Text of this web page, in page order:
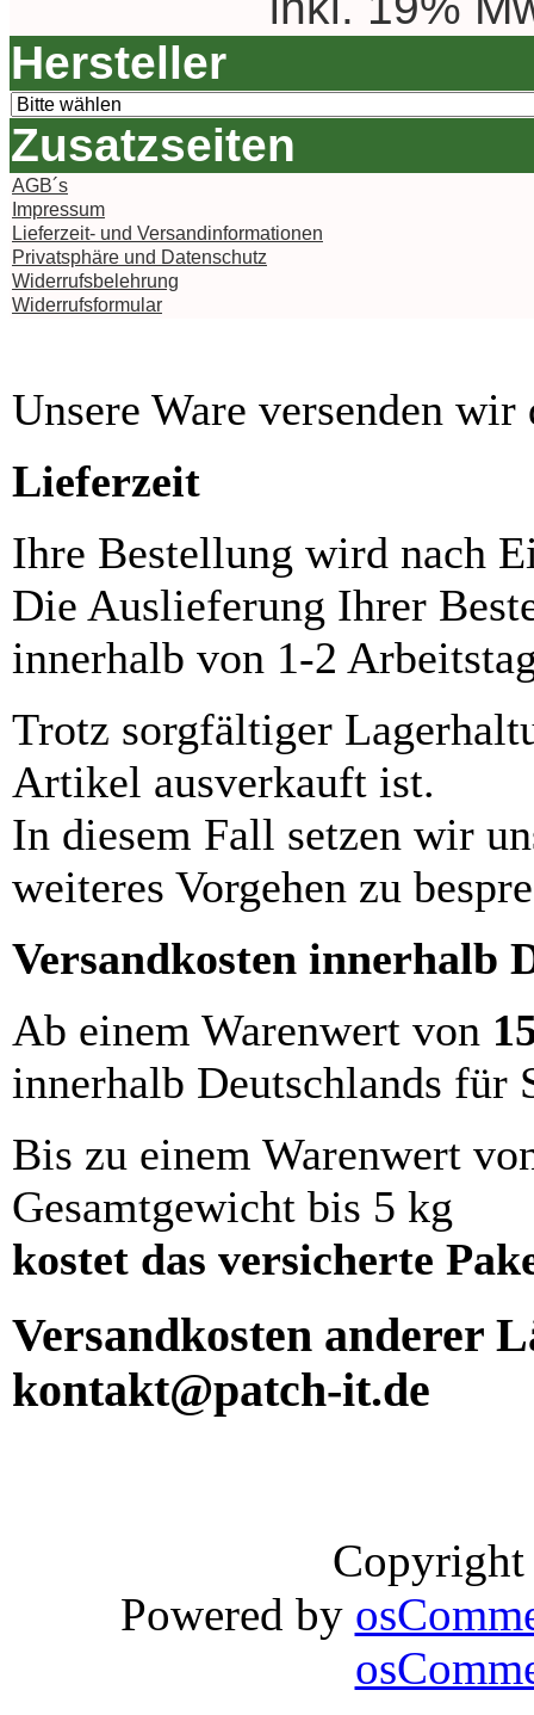
Hersteller
Zusatzseiten
AGB´s
Impressum
Lieferzeit- und Versandinformationen
Privatsphäre und Datenschutz
Widerrufsbelehrung
Widerrufsformular
Unsere Ware versenden
Lieferzeit
Ihre Bestellung wird nach
Die Auslieferung Ihrer
innerhalb von 1-2
Trotz sorgfältiger
Artikel ausverkauft ist.
In diesem Fall setzen wir
weiteres Vorgehen zu
Versandkosten innerhalb
Ab einem Warenwert von
innerhalb Deutschlands für
Bis zu einem Warenwert
Gesamtgewicht bis 5 kg
kostet das versicherte
Versandkosten anderer
kontakt@patch-it.de
Powered by